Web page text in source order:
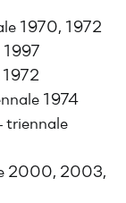
1970, 1972
1997
1974
triennale
2000, 2003,